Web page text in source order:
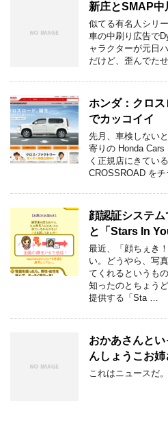
新庄とSMAP中
似てる有名人シリ
車の中刷り広告で
ャラクターが元日
だけど、歪んでた
ホンダ：クロ
でカッコイイ
先月、車検しない
寄りの Honda
く正規店にきてい
CROSSROAD を
顔認証システム
と「Stars In
最近、「顔ちぇき
い。どうやら、写
てくれるというも
知ったのとちょう
提供する「Sta …
おかあさんと
んしょうこお
これはニュースだ